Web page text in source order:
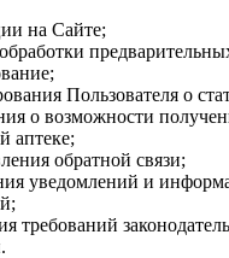
на Сайте;
Пользователя о
о возможности
аптеке;
обратной связи;
уведомлений и
требований